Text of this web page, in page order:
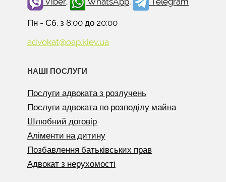
Пн - Сб, з 8:00 до 20:00
advokat@oap.kiev.ua
НАШІ ПОСЛУГИ
Послуги адвоката з розлучень
Послуги адвоката по розподілу майна
Шлюбний договір
Аліменти на дитину
Позбавлення батьківських прав
Адвокат з нерухомості